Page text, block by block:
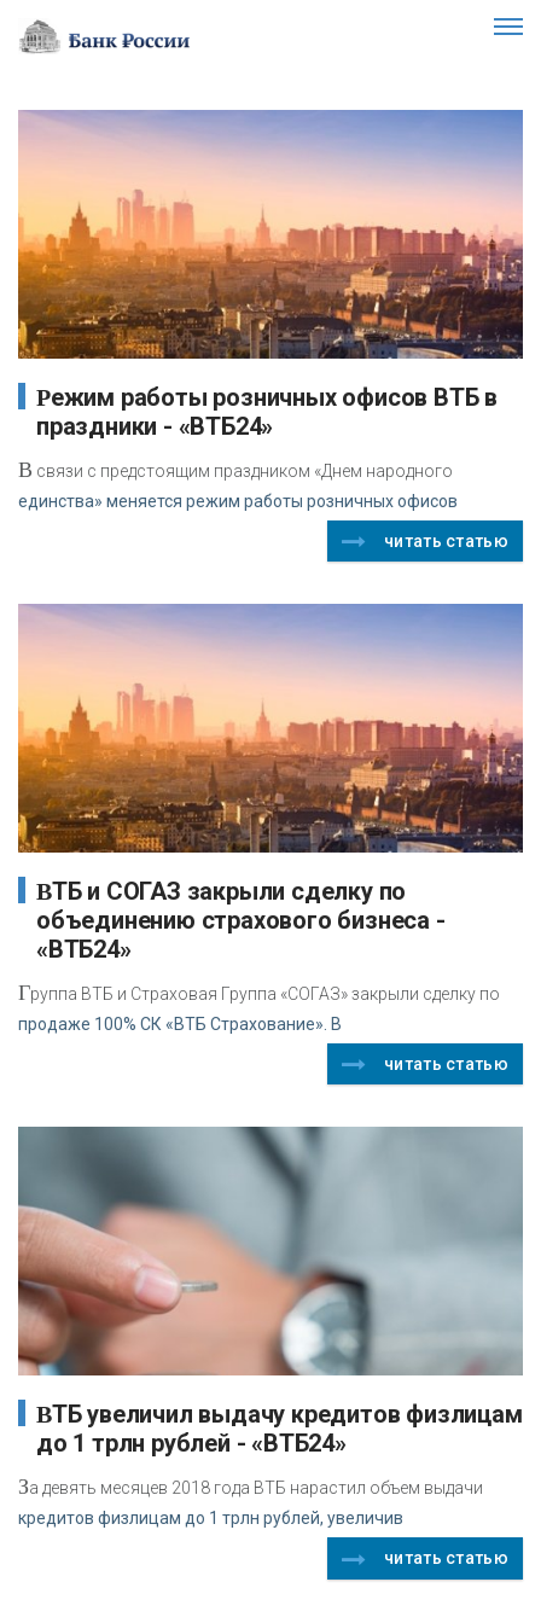
Режим работы розничных офисов ВТБ в
праздники - «ВТБ24»
В связи с предстоящим праздником «Днем народного
единства» меняется режим работы розничных офисов
читать статью
ВТБ и СОГАЗ закрыли сделку по
объединению страхового бизнеса -
«ВТБ24»
Группа ВТБ и Страховая Группа «СОГАЗ» закрыли сделку по
продаже 100% СК «ВТБ Страхование». В
читать статью
ВТБ увеличил выдачу кредитов физлицам
до 1 трлн рублей - «ВТБ24»
За девять месяцев 2018 года ВТБ нарастил объем выдачи
кредитов физлицам до 1 трлн рублей, увеличив
читать статью